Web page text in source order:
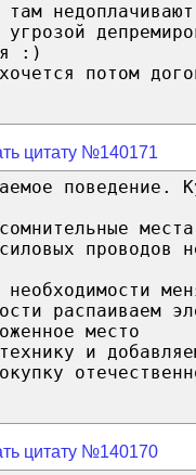
угрозой
:)
потом
цитату №140171
поведение.
места
проводов
распаиваем
место
и
цитату №140170